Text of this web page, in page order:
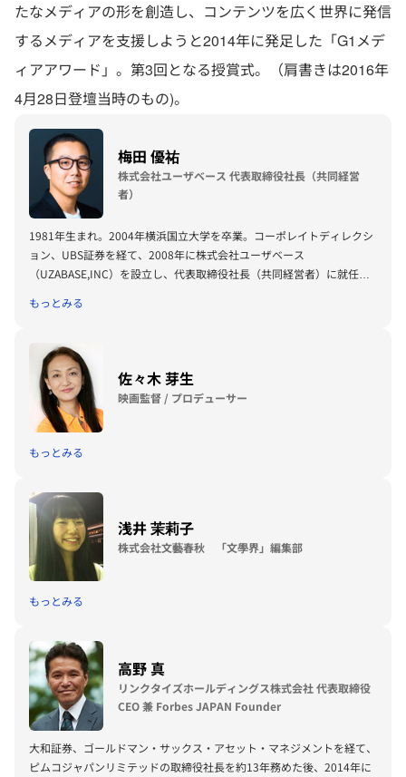
たなメディアの形を創造し、コンテンツを広く世界に発信
するメディアを支援しようと2014年に発足した「G1メデ
ィアアワード」。第3回となる授賞式。（肩書きは2016年
4月28日登壇当時のもの)。
梅田 優祐
株式会社ユーザベース 代表取締役社長（共同経営
者）
1981年生まれ。2004年横浜国立大学を卒業。コーポレイトディレクシ
ョン、UBS証券を経て、2008年に株式会社ユーザベース
（UZABASE,INC）を設立し、代表取締役社長（共同経営者）に就任。
に特化したニュースプラットフォーム「NewsPicks」を展開。東京、
もっとみる
佐々木 芽生
映画監督 / プロデューサー
もっとみる
浅井 茉莉子
株式会社文藝春秋 「文學界」編集部
もっとみる
高野 真
リンクタイズホールディングス株式会社 代表取締役
CEO 兼 Forbes JAPAN Founder
大和証券、ゴールドマン・サックス・アセット・マネジメントを経て、
ピムコジャパンリミテッドの取締役社長を約13年務めた後、2014年に